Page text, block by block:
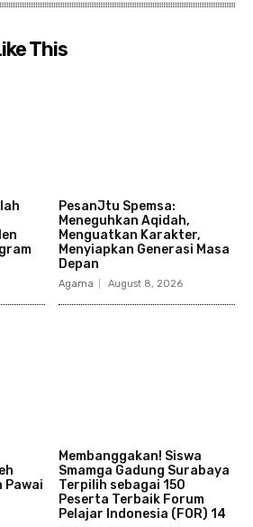
This
PesanJtu Spemsa:
Meneguhkan Aqidah,
Menguatkan Karakter,
Menyiapkan Generasi Masa
Depan
Agama August 8, 2026
Pawai
Membanggakan! Siswa
Smamga Gadung Surabaya
Terpilih sebagai 150
Peserta Terbaik Forum
Pelajar Indonesia (FOR) 14